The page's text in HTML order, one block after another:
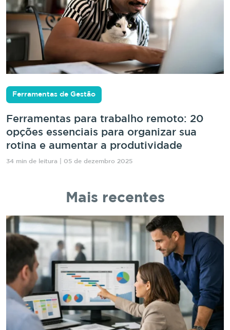
Ferramentas de Gestão
Ferramentas para trabalho remoto: 20
opções essenciais para organizar sua
rotina e aumentar a produtividade
34 min de leitura | 05 de dezembro 2025
Mais recentes